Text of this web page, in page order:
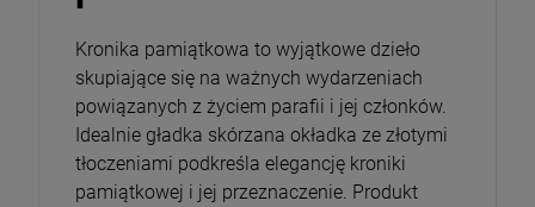
DO KOSZYKA
Kronika pamiątkowa to wyjątkowe dzieło
skupiające się na ważnych wydarzeniach
powiązanych z życiem parafii i jej członków.
Idealnie gładka skórzana okładka ze złotymi
tłoczeniami podkreśla elegancję kroniki
pamiątkowej i jej przeznaczenie. Produkt